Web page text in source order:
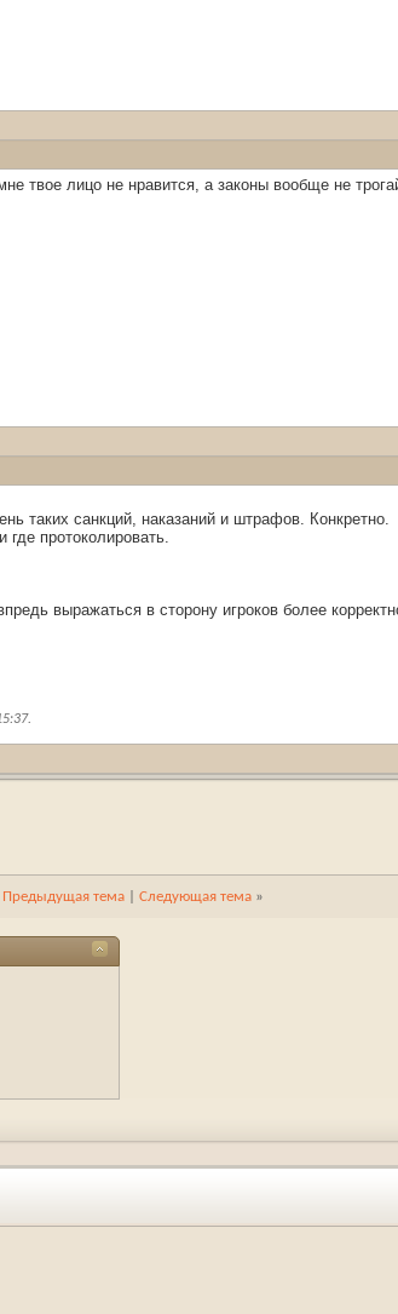
твое лицо не нравится, а законы вообще не
таких санкций, наказаний и штрафов. Конкретно.
протоколировать.
выражаться в сторону игроков более
.
Предыдущая тема Следующая тема »